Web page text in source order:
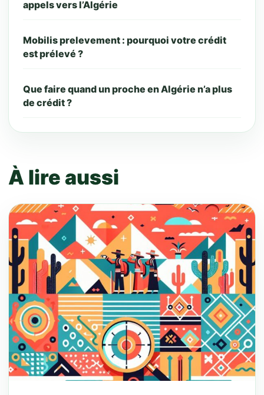
appels vers l’Algérie
Mobilis prelevement : pourquoi votre crédit
est prélevé ?
Que faire quand un proche en Algérie n’a plus
de crédit ?
À lire aussi